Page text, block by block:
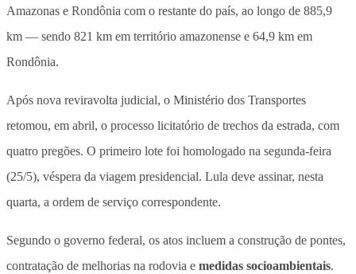
Amazonas e Rondônia com o restante do país, ao longo de 885,9
km — sendo 821 km em território amazonense e 64,9 km em
Rondônia.
Após nova reviravolta judicial, o Ministério dos Transportes
retomou, em abril, o processo licitatório de trechos da estrada, com
quatro pregões. O primeiro lote foi homologado na segunda-feira
(25/5), véspera da viagem presidencial. Lula deve assinar, nesta
quarta, a ordem de serviço correspondente.
Segundo o governo federal, os atos incluem a construção de pontes,
contratação de melhorias na rodovia e medidas socioambientais.